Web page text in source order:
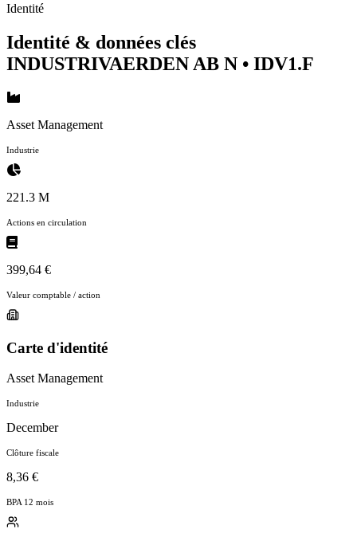
Identité
Identité & données clés
INDUSTRIVAERDEN AB N • IDV1.F
Asset Management
Industrie
221.3 M
Actions en circulation
399,64 €
Valeur comptable / action
Carte d'identité
Asset Management
Industrie
December
Clôture fiscale
8,36 €
BPA 12 mois